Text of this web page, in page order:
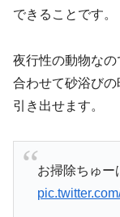
できることです。
夜行性の動物な
合わせて砂浴び
引き出せます。
お掃除ちゅー